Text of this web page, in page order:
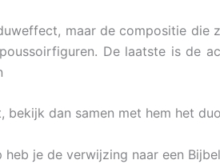
maar de compositie
De laatste is de
bekijk dan samen met hem het
heb je de verwijzing naar een